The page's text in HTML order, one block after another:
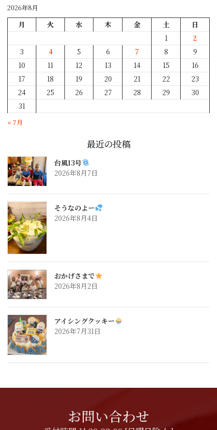
2026年8月
月 火 水 木 金 土
日
1
2
3
4 5 6 7 8
9
10
11 12 13 14 15
16
17
18 19 20 21 22
23
24
25 26 27 28 29
30
31
« 7月
最近の投稿
台風13号
2026年8月7日
そうなのよー
2026年8月4日
おかげさまで
2026年8月2日
アイシングクッキー
2026年7月31日
お問い合わせ